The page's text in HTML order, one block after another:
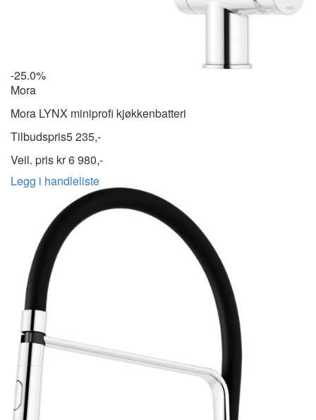
-25.0%
Mora
Mora LYNX miniprofi kjøkkenbatteri
Tilbudspris5 235,-
Veil. pris kr6 980,-
Legg i handleliste